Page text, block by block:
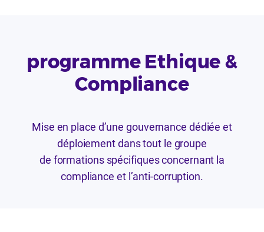
programme Ethique &
Compliance
Mise en place d’une gouvernance dédiée et
déploiement dans tout le groupe
de formations spécifiques concernant la
compliance et l’anti-corruption.